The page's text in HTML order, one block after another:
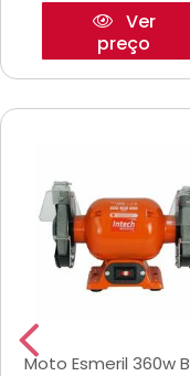
Ver
preço
Moto Esmeril 360w